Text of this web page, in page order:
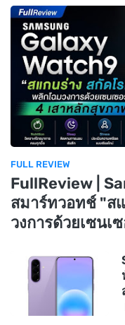
FULL REVIEW
FullReview |
สมาร์ทวอทช์ "ส
วงการด้วยเซนเ